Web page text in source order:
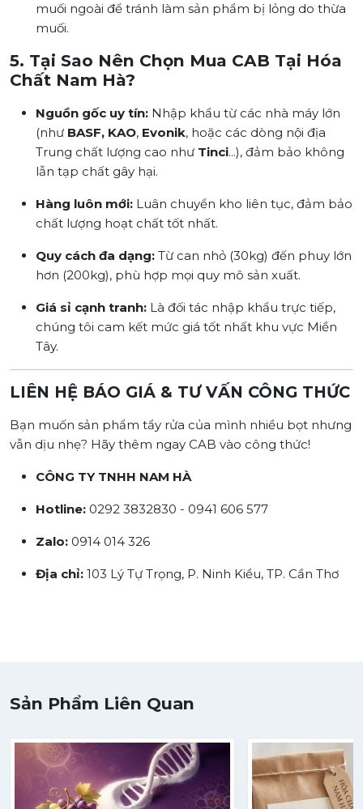
muối ngoài để tránh làm sản phẩm bị lỏng do thừa
muối.
5. Tại Sao Nên Chọn Mua CAB Tại Hóa
Chất Nam Hà?
Nguồn gốc uy tín: Nhập khẩu từ các nhà máy lớn
(như BASF, KAO, Evonik, hoặc các dòng nội địa
Trung chất lượng cao như Tinci...), đảm bảo không
lẫn tạp chất gây hại.
Hàng luôn mới: Luân chuyển kho liên tục, đảm bảo
chất lượng hoạt chất tốt nhất.
Quy cách đa dạng: Từ can nhỏ (30kg) đến phuy lớn
hơn (200kg), phù hợp mọi quy mô sản xuất.
Giá sỉ cạnh tranh: Là đối tác nhập khẩu trực tiếp,
chúng tôi cam kết mức giá tốt nhất khu vực Miền
Tây.
LIÊN HỆ BÁO GIÁ & TƯ VẤN CÔNG THỨC
Bạn muốn sản phẩm tẩy rửa của mình nhiều bọt nhưng
vẫn dịu nhẹ? Hãy thêm ngay CAB vào công thức!
CÔNG TY TNHH NAM HÀ
Hotline: 0292 3832830 - 0941 606 577
Zalo: 0914 014 326
Địa chỉ: 103 Lý Tự Trọng, P. Ninh Kiều, TP. Cần Thơ
Sản Phẩm Liên Quan